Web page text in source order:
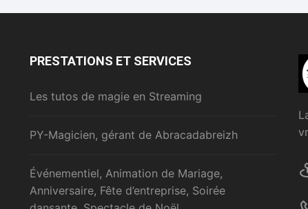
peuvent
choisies
page
produit
PRESTATIONS ET SERVICES
Les tutos de magie en Streaming
PY-Magicien, gérant de Abracadabreizh
Événementiel, Animation de Mariage,
Anniversaire, Fête d’entreprise, Soirée